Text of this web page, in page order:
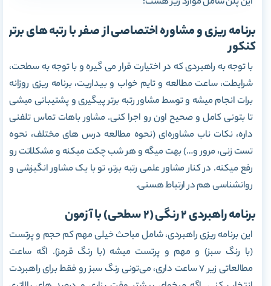
برنامه ریزی و مشاوره اختصاصی از صفر با رتبه های برتر
کنکور
با توجه به راهبردی که در اختیارت قرار می گیره و با توجه به سطحت،
شرایطت، ساعت مطالعه و تایم خواب و بیداریت، برنامه ریزی روزانه
برات انجام میشه و توسط مشاور رتبه برتر پیگیری و پشتیبانی میشی
تا بتونی کامل و صحیح اون رو اجرا کنی. مشاور باهات تماس تلفنی
داره، نکات ناب مشاوره‌ای (نحوه مطالعه درس های مختلف، نحوه
تست زنی، مرور و…) بهت میگه و هر شب چکت میکنه و مشکلاتت رو
رفع میکنه. در کنار مشاور علمی رتبه برتر، تو با یک مشاور انگیزشی و
روانشناسی هم در ارتباط هستی.
برنامه راهبردی 2 رنگی (2 سطحی) با آزمون
این برنامه ریزی راهبردی، شامل مباحث خیلی مهم کم حجم و پرتست
(با رنگ سبز) و مهم و پرتست میشه (با رنگ قرمز). اگه ساعت
مطالعاتی زیر 7 ساعت داری، می‌تونی رنگ سبز رو فقط برای راهبردت